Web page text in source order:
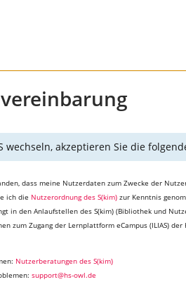
wechseln, akzeptieren Sie die
dass meine Nutzerdaten zum Zwecke der
ich die Nutzerordnung des S(kim) zur Kenntnis
in den Anlaufstellen des S(kim) (Bibliothek und
zum Zugang der Lernplattform eCampus (ILIAS)
Nutzerberatungen des S(kim)
support@hs-owl.de